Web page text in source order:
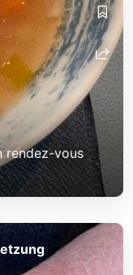
rendez-vous